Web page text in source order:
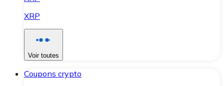
XRP
Voir toutes
Coupons crypto